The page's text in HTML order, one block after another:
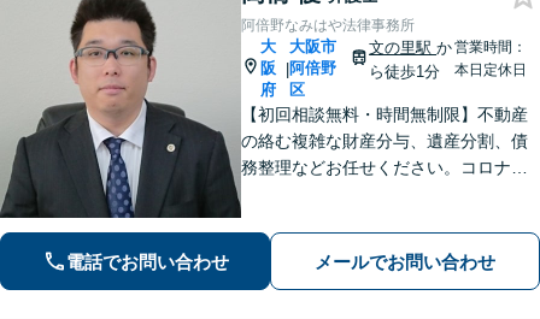
阿倍野なみはや法律事務所
大
阪
府
|
大阪市
阿倍野
区
文の里駅か
ら徒歩1分
営業時間：
本日定休日
【初回相談無料・時間無制限】不動産
の絡む複雑な財産分与、遺産分割、債
務整理などお任せください。コロナ禍
添い、皆さまが安心して暮らせるよ
う、全力でお守りします。
電話でお問い合わせ メールでお問い合わせ